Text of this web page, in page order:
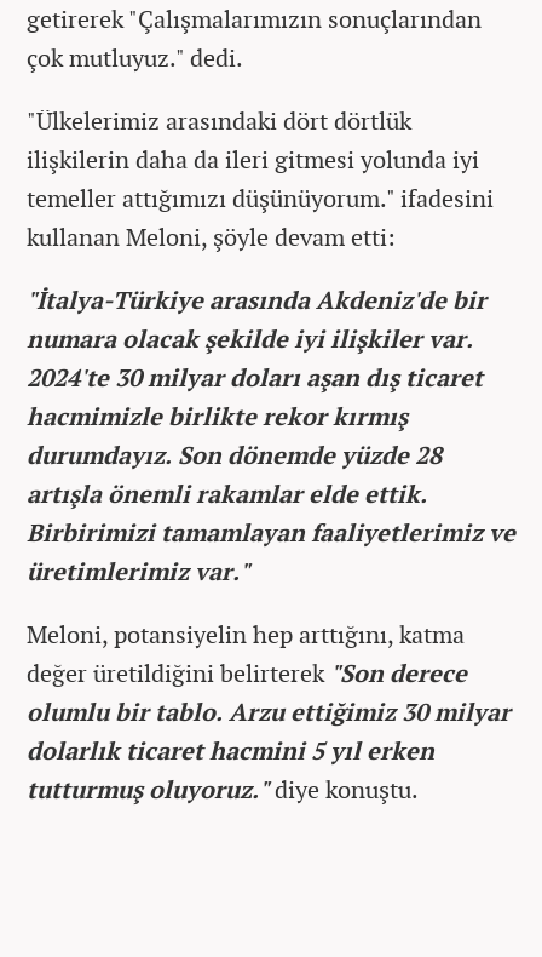
getirerek "Çalışmalarımızın sonuçlarından
çok mutluyuz." dedi.
"Ülkelerimiz arasındaki dört dörtlük
ilişkilerin daha da ileri gitmesi yolunda iyi
temeller attığımızı düşünüyorum." ifadesini
kullanan Meloni, şöyle devam etti:
"İtalya-Türkiye arasında Akdeniz'de bir
numara olacak şekilde iyi ilişkiler var.
2024'te 30 milyar doları aşan dış ticaret
hacmimizle birlikte rekor kırmış
durumdayız. Son dönemde yüzde 28
artışla önemli rakamlar elde ettik.
Birbirimizi tamamlayan faaliyetlerimiz ve
üretimlerimiz var."
Meloni, potansiyelin hep arttığını, katma
değer üretildiğini belirterek "Son derece
olumlu bir tablo. Arzu ettiğimiz 30 milyar
dolarlık ticaret hacmini 5 yıl erken
tutturmuş oluyoruz."diye konuştu.